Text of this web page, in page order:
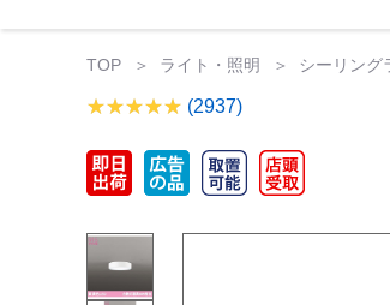
TOP ライト・照明 シーリング
(2937)